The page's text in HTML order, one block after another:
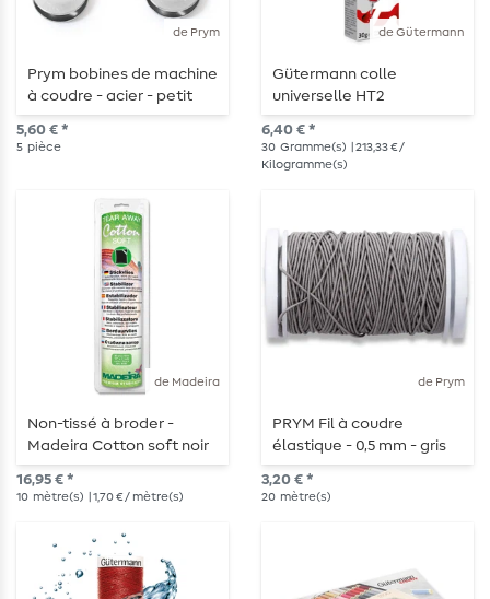
de Prym
Prym bobines de machine
à coudre - acier - petit
crochet rotatif - 21,2mm -
5 pièces
5,60 € *
5 pièce
de Gütermann
Gütermann colle
universelle HT2
universelle 30 g
6,40 € *
30 Gramme(s)
| 213,33 € /
Kilogramme(s)
de Madeira
Non-tissé à broder -
Madeira Cotton soft noir
16,95 € *
10 mètre(s) | 1,70 € / mètre(s)
de Prym
PRYM Fil à coudre
élastique - 0,5 mm - gris
3,20 € *
20 mètre(s)